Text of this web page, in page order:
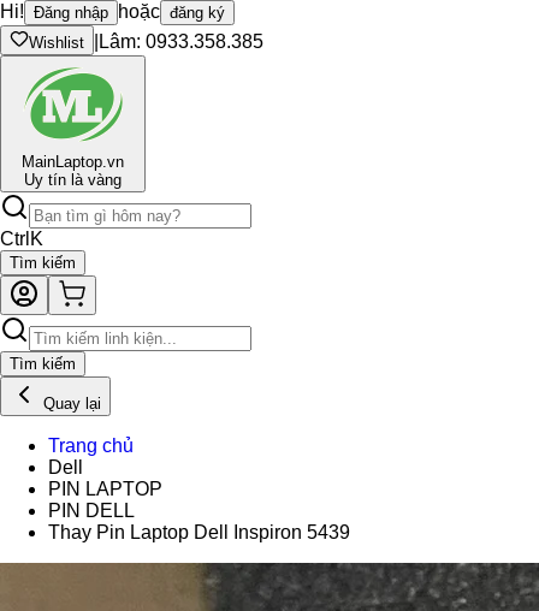
Hi! Đăng nhập hoặc đăng ký
Wishlist
Lâm: 0933.358.385
MainLaptop.vn
Uy tín là vàng
Ctrl K
Tìm kiếm
Tìm kiếm
Quay lại
Trang chủ
Dell
PIN LAPTOP
PIN DELL
Thay Pin Laptop Dell Inspiron 5439